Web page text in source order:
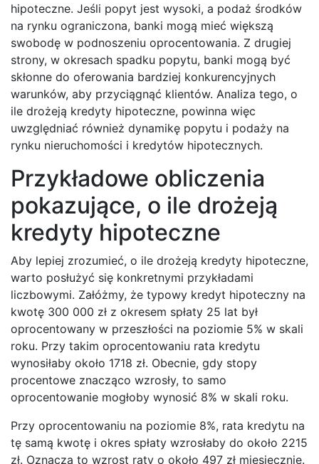
hipoteczne. Jeśli popyt jest wysoki, a podaż środków
na rynku ograniczona, banki mogą mieć większą
swobodę w podnoszeniu oprocentowania. Z drugiej
strony, w okresach spadku popytu, banki mogą być
skłonne do oferowania bardziej konkurencyjnych
warunków, aby przyciągnąć klientów. Analiza tego, o
ile drożeją kredyty hipoteczne, powinna więc
uwzględniać również dynamikę popytu i podaży na
rynku nieruchomości i kredytów hipotecznych.
Przykładowe obliczenia
pokazujące, o ile drożeją
kredyty hipoteczne
Aby lepiej zrozumieć, o ile drożeją kredyty hipoteczne,
warto posłużyć się konkretnymi przykładami
liczbowymi. Załóżmy, że typowy kredyt hipoteczny na
kwotę 300 000 zł z okresem spłaty 25 lat był
oprocentowany w przeszłości na poziomie 5% w skali
roku. Przy takim oprocentowaniu rata kredytu
wynosiłaby około 1718 zł. Obecnie, gdy stopy
procentowe znacząco wzrosły, to samo
oprocentowanie mogłoby wynosić 8% w skali roku.
Przy oprocentowaniu na poziomie 8%, rata kredytu na
tę samą kwotę i okres spłaty wzrosłaby do około 2215
zł. Oznacza to wzrost raty o około 497 zł miesięcznie.